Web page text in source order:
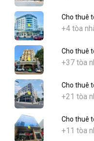
Cho thuê
+4 tòa
Cho thuê
+37 tòa
Cho thuê
+21 tòa
Cho thuê
+11 tòa